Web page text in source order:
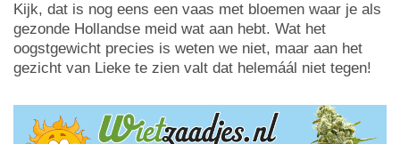
Kijk, dat is nog eens een vaas met bloemen waar je als
gezonde Hollandse meid wat aan hebt. Wat het
oogstgewicht precies is weten we niet, maar aan het
gezicht van Lieke te zien valt dat helemáál niet tegen!